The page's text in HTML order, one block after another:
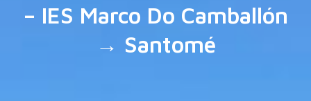
– IES Marco Do Camballón
→ Santomé